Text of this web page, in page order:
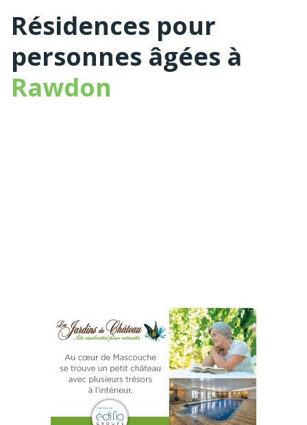
Résidences pour
personnes âgées à
Rawdon